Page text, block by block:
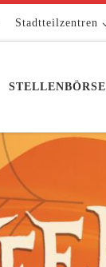
Stadtteilzentren
STELLENBÖRSE